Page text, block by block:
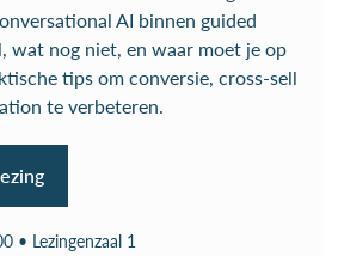
AI binnen guided
wat nog niet, en waar moet je op
tips om conversie, cross-sell
te verbeteren.
• Lezingenzaal 1